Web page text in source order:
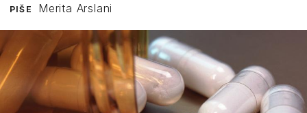
PIŠE Merita Arslani